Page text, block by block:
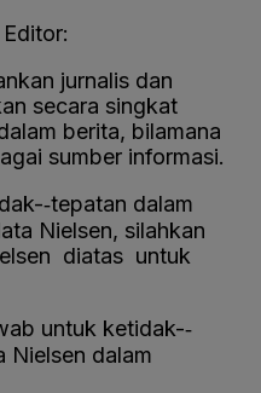
jurnalis dan
secara singkat
berita, bilamana
sumber informasi.
­‐tepatan dalam
Nielsen, silahkan
diatas untuk
untuk ketidak-­‐
Nielsen dalam